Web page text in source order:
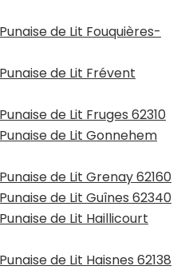
de Lit Fouquières-
de Lit Frévent
de Lit Fruges 62310
de Lit Gonnehem
de Lit Grenay 62160
de Lit Guînes 62340
de Lit Haillicourt
de Lit Haisnes 62138